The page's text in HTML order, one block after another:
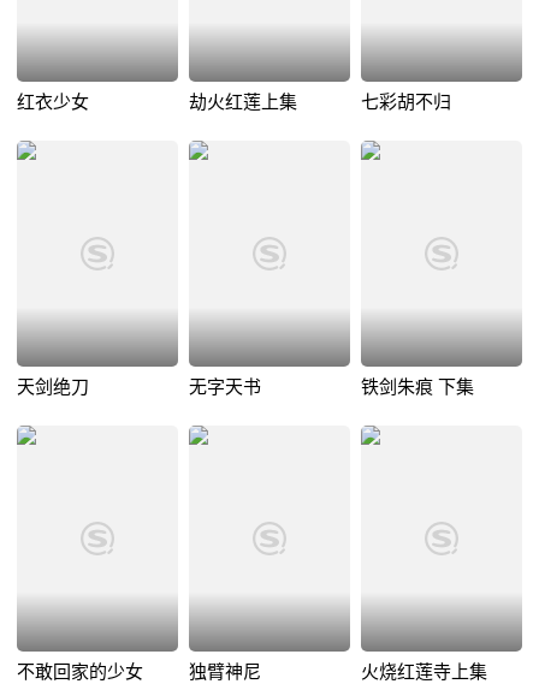
红衣少女 劫火红莲上集 七彩胡不归
天剑绝刀 无字天书 铁剑朱痕 下集
不敢回家的少女 独臂神尼 火烧红莲寺上集